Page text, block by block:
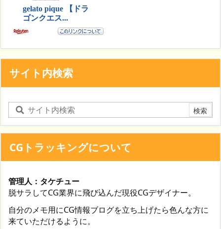
サイト内検索
CGトラッキングについて
管理人：タケチュー
脱サラしてCG業界に飛び込んだ現役CGデザイナー。
自分のメモ用にCG情報ブログを立ち上げたら色んな方に
来ていただけるように。